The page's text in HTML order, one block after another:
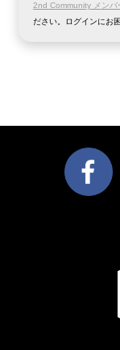
2nd Community メンバ
ださい。
ログインにお